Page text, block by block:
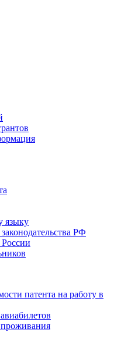
языку
РФ
патента на работу в
проживания